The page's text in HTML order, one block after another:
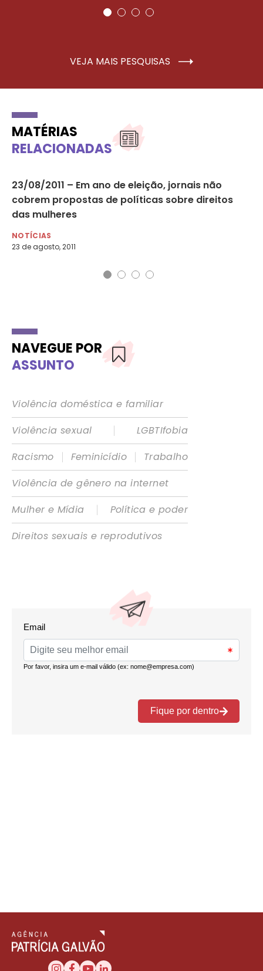
VEJA MAIS PESQUISAS
MATÉRIAS
RELACIONADAS
23/08/2011 – Em ano de eleição, jornais não
cobrem propostas de políticas sobre direitos
das mulheres
NOTÍCIAS
23 de agosto, 2011
NAVEGUE POR
ASSUNTO
Violência doméstica e familiar
Violência sexual
|
LGBTIfobia
Racismo
| Feminicídio |
Trabalho
Violência de gênero na internet
Mulher e Mídia
|
Política e poder
Direitos sexuais e reprodutivos